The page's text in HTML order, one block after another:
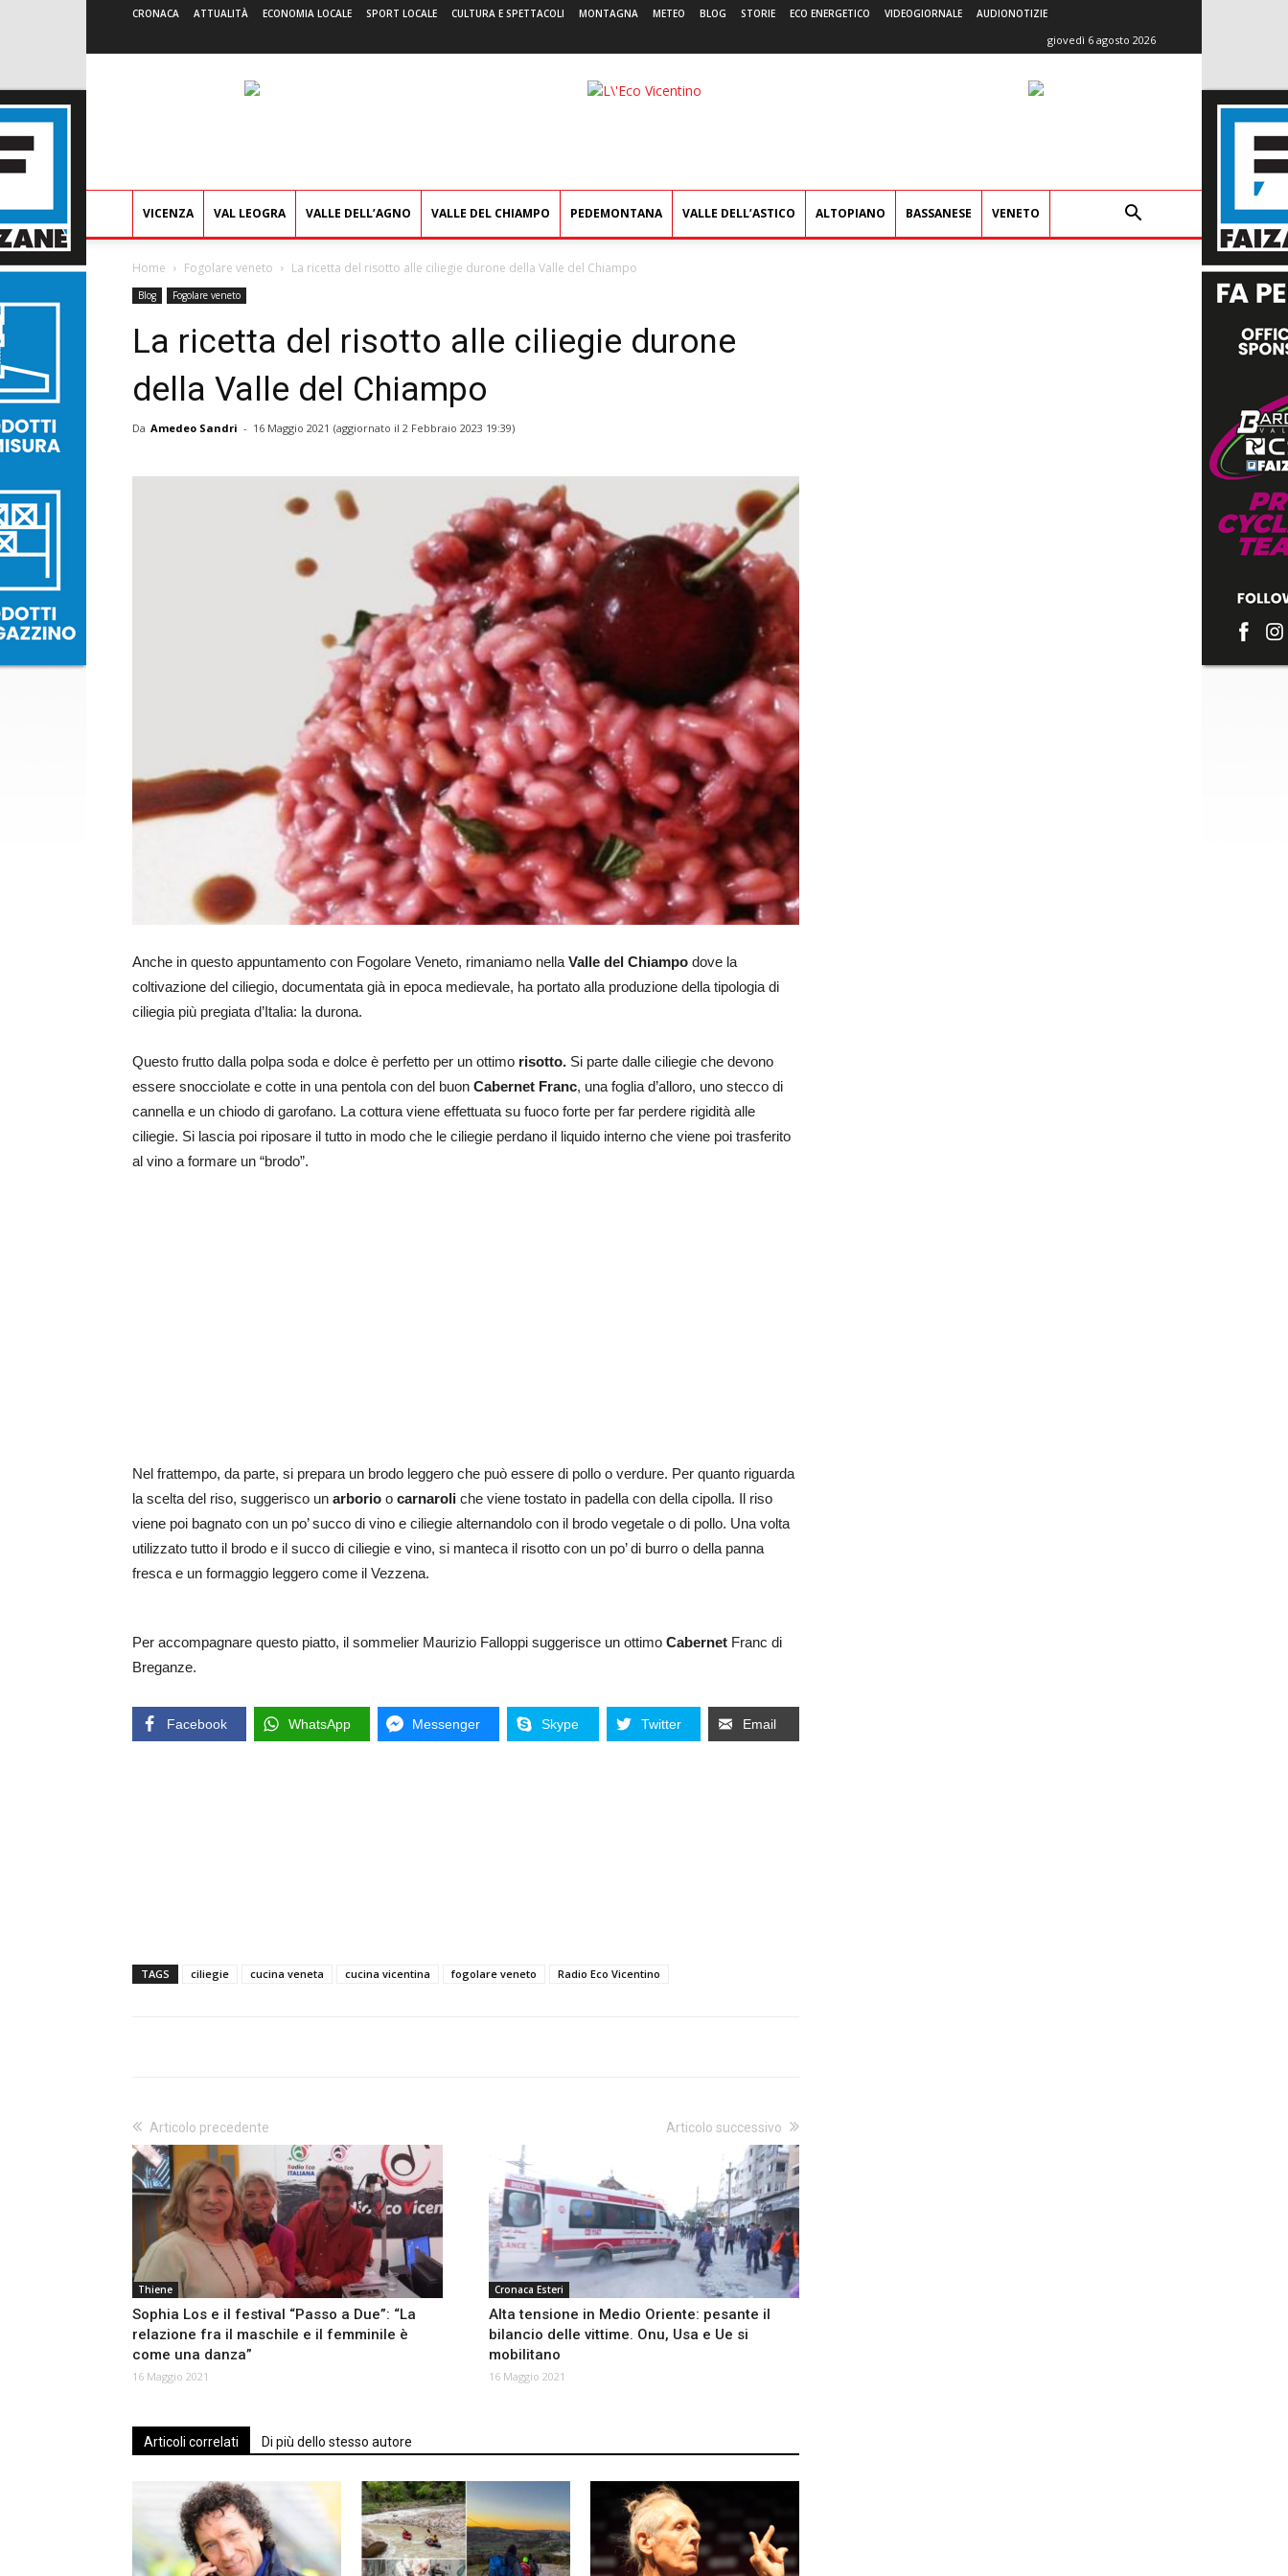
CRONACA ATTUALITÀ ECONOMIA LOCALE SPORT LOCALE CULTURA E SPETTACOLI MONTAGNA METEO BLOG STORIE ECO ENERGETICO VIDEOGIORNALE AUDIONOTIZIE
giovedì 6 agosto 2026
L'Eco
VICENZA VAL LEOGRA VALLE DELL’AGNO VALLE DEL CHIAMPO PEDEMONTANA VALLE DELL’ASTICO ALTOPIANO BASSANESE VENETO
Home Fogolare veneto La ricetta del risotto alle ciliegie durone della Valle del Chiampo
Blog Fogolare veneto
La ricetta del risotto alle ciliegie durone
della Valle del Chiampo
Da Amedeo Sandri - 16 Maggio 2021 (aggiornato il 2 Febbraio 2023 19:39)
Anche in questo appuntamento con Fogolare Veneto, rimaniamo nella Valle del Chiampo dove la
coltivazione del ciliegio, documentata già in epoca medievale, ha portato alla produzione della tipologia di
ciliegia più pregiata d’Italia: la durona.
Questo frutto dalla polpa soda e dolce è perfetto per un ottimo risotto. Si parte dalle ciliegie che devono
essere snocciolate e cotte in una pentola con del buon Cabernet Franc, una foglia d’alloro, uno stecco di
cannella e un chiodo di garofano. La cottura viene effettuata su fuoco forte per far perdere rigidità alle
ciliegie. Si lascia poi riposare il tutto in modo che le ciliegie perdano il liquido interno che viene poi trasferito
al vino a formare un “brodo”.
Nel frattempo, da parte, si prepara un brodo leggero che può essere di pollo o verdure. Per quanto riguarda
la scelta del riso, suggerisco un arborio o carnaroli che viene tostato in padella con della cipolla. Il riso
viene poi bagnato con un po’ succo di vino e ciliegie alternandolo con il brodo vegetale o di pollo. Una volta
utilizzato tutto il brodo e il succo di ciliegie e vino, si manteca il risotto con un po’ di burro o della panna
fresca e un formaggio leggero come il Vezzena.
Per accompagnare questo piatto, il sommelier Maurizio Falloppi suggerisce un ottimo Cabernet Franc di
Breganze.
Facebook WhatsApp Messenger Skype Twitter Email
TAGS ciliegie cucina veneta cucina vicentina fogolare veneto Radio Eco Vicentino
Articolo precedente
Thiene
Sophia Los e il festival “Passo a Due”: “La
relazione fra il maschile e il femminile è
come una danza”
16 Maggio 2021
Articolo successivo
Cronaca Esteri
Alta tensione in Medio Oriente: pesante il
bilancio delle vittime. Onu, Usa e Ue si
mobilitano
16 Maggio 2021
Articoli correlati Di più dello stesso autore